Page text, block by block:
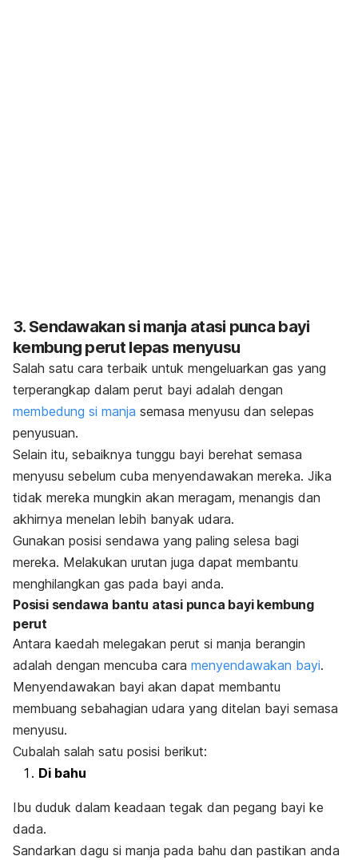
3. Sendawakan si manja atasi punca bayi
kembung perut lepas menyusu
Salah satu cara terbaik untuk mengeluarkan gas yang
terperangkap dalam perut bayi adalah dengan
membedung si manja semasa menyusu dan selepas
penyusuan.
Selain itu, sebaiknya tunggu bayi berehat semasa
menyusu sebelum cuba menyendawakan mereka. Jika
tidak mereka mungkin akan meragam, menangis dan
akhirnya menelan lebih banyak udara.
Gunakan posisi sendawa yang paling selesa bagi
mereka. Melakukan urutan juga dapat membantu
menghilangkan gas pada bayi anda.
Posisi sendawa bantu atasi punca bayi kembung
perut
Antara kaedah melegakan perut si manja berangin
adalah dengan mencuba cara menyendawakan bayi.
Menyendawakan bayi akan dapat membantu
membuang sebahagian udara yang ditelan bayi semasa
menyusu.
Cubalah salah satu posisi berikut:
Di bahu
Ibu duduk dalam keadaan tegak dan pegang bayi ke
dada.
Sandarkan dagu si manja pada bahu dan pastikan anda